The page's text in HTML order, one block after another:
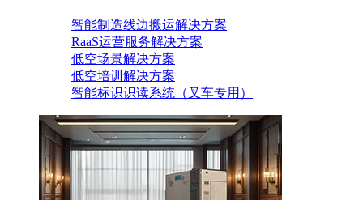
智能制造线边搬运解决方案
RaaS运营服务解决方案
低空场景解决方案
低空培训解决方案
智能标识识读系统（叉车专用）